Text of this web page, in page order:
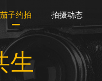
茄子约拍 拍摄动态
生